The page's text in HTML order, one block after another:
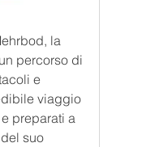
la
percorso di
e
viaggio
preparati a
suo